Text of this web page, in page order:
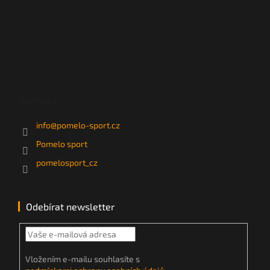
info@pomelo-sport.cz
Pomelo sport
pomelosport_cz
Odebírat newsletter
Vložením e-mailu souhlasíte s